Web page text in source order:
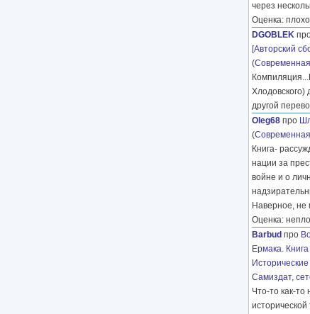
через
Оценка: плохо
DGOBLEK
[Авторский
(
Хлодовского)
другой
Oleg68 про
(
Книга-
нации за
войне и о
Наверное, не
Оценка:
Barbud про
Ермака. Книга
Самиздат,
Что-то как-то